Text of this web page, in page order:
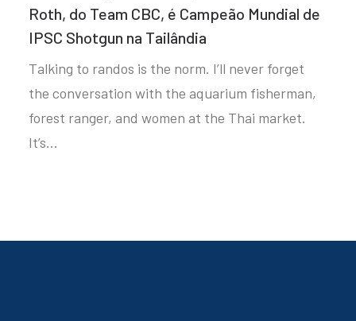
Roth, do Team CBC, é Campeão Mundial de
IPSC Shotgun na Tailândia
Talking to randos is the norm. I’ll never forget
the conversation with the aquarium fisherman,
forest ranger, and women at the Thai market.
It’s…